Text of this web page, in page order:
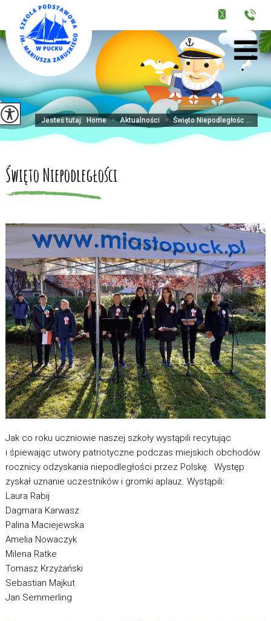
Jesteś tutaj: Home > Aktualności > Święto Niepodległośc ...
Święto Niepodległości
Jak co roku uczniowie naszej szkoły wystąpili recytując
i śpiewając utwory patriotyczne podczas miejskich obchodów
rocznicy odzyskania niepodległości przez Polskę. Występ
zyskał uznanie uczestników i gromki aplauz. Wystąpili:
Laura Rabij
Dagmara Karwasz
Palina Maciejewska
Amelia Nowaczyk
Milena Ratke
Tomasz Krzyżański
Sebastian Majkut
Jan Semmerling